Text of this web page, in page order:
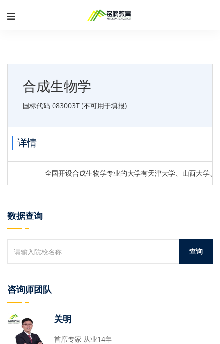
合成生物学
国标代码 083003T (不可用于填报)
详情
全国开设合成生物学专业的大学有天津大学、山西大学
数据查询
咨询师团队
关明
首席专家 从业14年